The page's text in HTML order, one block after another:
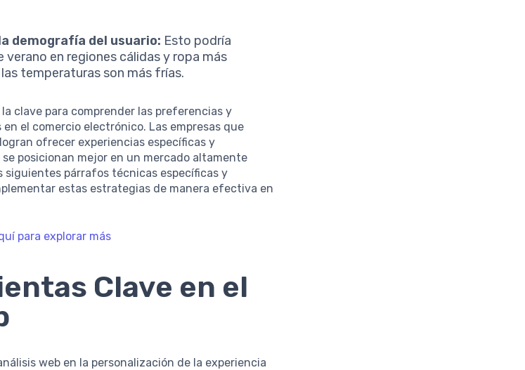
demografía del usuario: Esto podría
en regiones cálidas y ropa más
temperaturas son más frías.
clave para comprender las preferencias y
el comercio electrónico. Las empresas que
ofrecer experiencias específicas y
posicionan mejor en un mercado altamente
siguientes párrafos técnicas específicas y
estas estrategias de manera efectiva en
para explorar más
Clave en el
web en la personalización de la experiencia